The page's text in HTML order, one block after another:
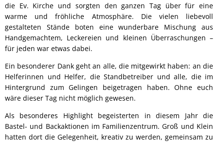
die Ev. Kirche und sorgten den ganzen Tag über für eine
warme und fröhliche Atmosphäre. Die vielen liebevoll
gestalteten Stände boten eine wunderbare Mischung aus
Handgemachtem, Leckereien und kleinen Überraschungen –
für jeden war etwas dabei.
Ein besonderer Dank geht an alle, die mitgewirkt haben: an die
Helferinnen und Helfer, die Standbetreiber und alle, die im
Hintergrund zum Gelingen beigetragen haben. Ohne euch
wäre dieser Tag nicht möglich gewesen.
Als besonderes Highlight begeisterten in diesem Jahr die
Bastel- und Backaktionen im Familienzentrum. Groß und Klein
hatten dort die Gelegenheit, kreativ zu werden, gemeinsam zu